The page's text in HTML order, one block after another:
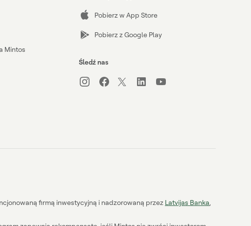
Mintos
Pobierz w App Store
Pobierz z Google Play
Śledź nas
firmą inwestycyjną i nadzorowaną przez Latvijas Banka,